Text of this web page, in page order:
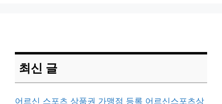
최신 글
어르신 스포츠 상품권 가맹점 등록 어르신스포츠상